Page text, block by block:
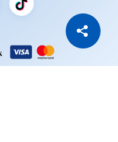
Copiază Link